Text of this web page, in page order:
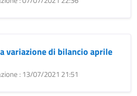
variazione di bilancio aprile
: 13/07/2021 21:51